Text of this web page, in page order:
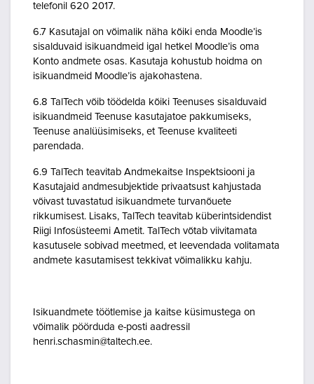
telefonil 620 2017.
6.7 Kasutajal on võimalik näha kõiki enda Moodle’is
sisalduvaid isikuandmeid igal hetkel Moodle’is oma
Konto andmete osas. Kasutaja kohustub hoidma on
isikuandmeid Moodle’is ajakohastena.
6.8 TalTech võib töödelda kõiki Teenuses sisalduvaid
isikuandmeid Teenuse kasutajatoe pakkumiseks,
Teenuse analüüsimiseks, et Teenuse kvaliteeti
parendada.
6.9 TalTech teavitab Andmekaitse Inspektsiooni ja
Kasutajaid andmesubjektide privaatsust kahjustada
võivast tuvastatud isikuandmete turvanõuete
rikkumisest. Lisaks, TalTech teavitab küberintsidendist
Riigi Infosüsteemi Ametit. TalTech võtab viivitamata
kasutusele sobivad meetmed, et leevendada volitamata
andmete kasutamisest tekkivat võimalikku kahju.
Isikuandmete töötlemise ja kaitse küsimustega on
võimalik pöörduda e-posti aadressil
henri.schasmin@taltech.ee.